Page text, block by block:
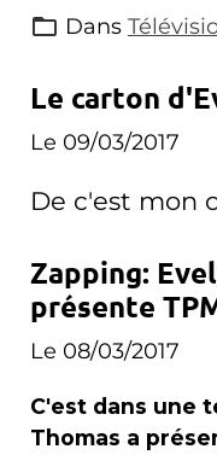
Dans
Le carton
Le 09/03/2017
De c'est mon
Zapping:
présente
carotte
Le 08/03/2017
C'est dans une
Thomas a